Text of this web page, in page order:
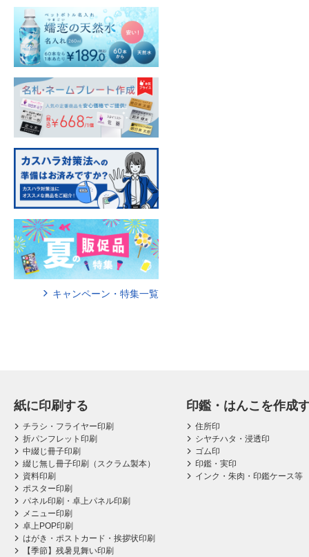
キャンペーン・特集一覧
紙に印刷する
チラシ・フライヤー印刷
折パンフレット印刷
中綴じ冊子印刷
綴じ無し冊子印刷（スクラム製本）
資料印刷
ポスター印刷
パネル印刷・卓上パネル印刷
メニュー印刷
卓上POP印刷
はがき・ポストカード・挨拶状印刷
【季節】残暑見舞い印刷
印鑑・はんこを作成
住所印
シヤチハタ・浸透印
ゴム印
印鑑・実印
インク・朱肉・印鑑ケース等